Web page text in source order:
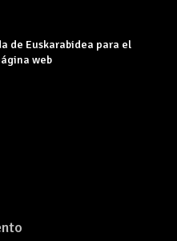
de Euskarabidea para el
web